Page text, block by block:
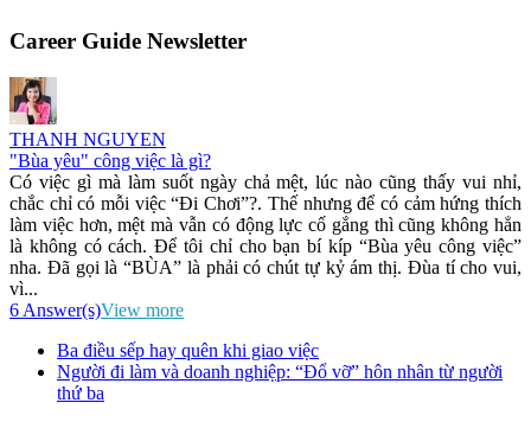
Career Guide Newsletter
THANH NGUYEN
"Bùa yêu" công việc là gì?
Có việc gì mà làm suốt ngày chả mệt, lúc nào cũng thấy vui nhỉ,
chắc chỉ có mỗi việc “Đi Chơi”?. Thế nhưng để có cảm hứng thích
làm việc hơn, mệt mà vẫn có động lực cố gắng thì cũng không hẳn
là không có cách. Để tôi chỉ cho bạn bí kíp “Bùa yêu công việc”
nha. Đã gọi là “BÙA” là phải có chút tự kỷ ám thị. Đùa tí cho vui,
vì...
6 Answer(s)View more
Ba điều sếp hay quên khi giao việc
Người đi làm và doanh nghiệp: “Đổ vỡ” hôn nhân từ người
thứ ba